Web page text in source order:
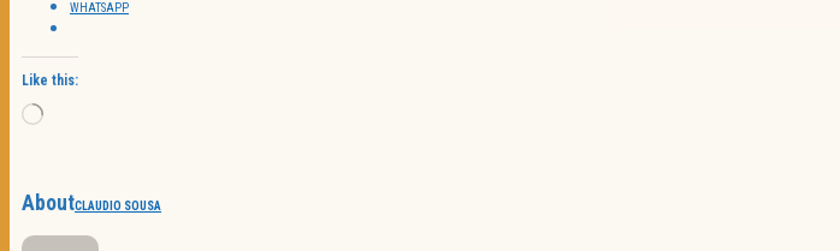
WHATSAPP
Like this:
Loading…
AboutCLAUDIO SOUSA